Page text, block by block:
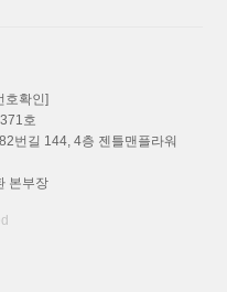
호확인]
호
번길 144, 4층 젠틀맨플라워
본부장